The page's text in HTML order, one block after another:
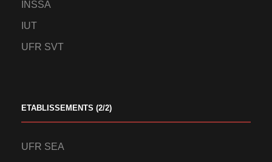
INSSA
IUT
UFR SVT
ETABLISSEMENTS (2/2)
UFR SEA